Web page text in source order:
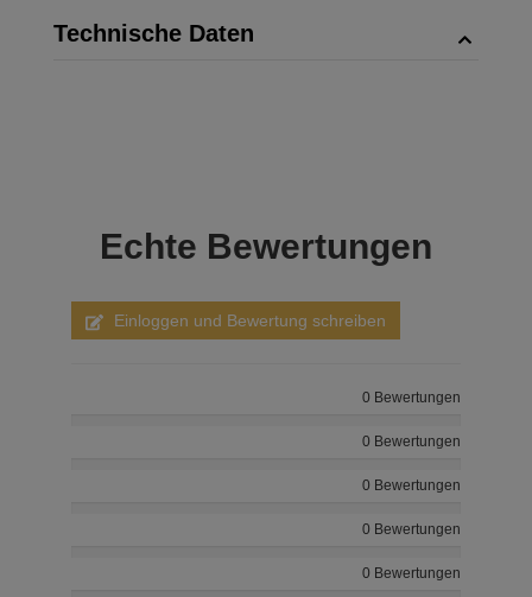
Technische Daten
Echte Bewertungen
Einloggen und Bewertung schreiben
0 Bewertungen
0 Bewertungen
0 Bewertungen
0 Bewertungen
0 Bewertungen